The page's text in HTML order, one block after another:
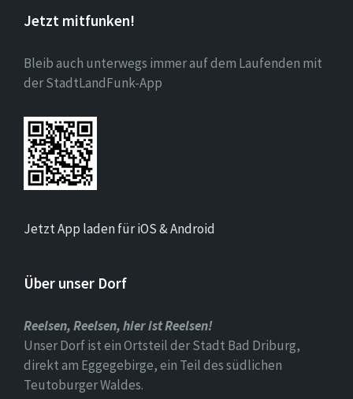
Jetzt mitfunken!
Bleib auch unterwegs immer auf dem Laufenden mit
der StadtLandFunk-App
Jetzt App laden für iOS & Android
Über unser Dorf
Reelsen, Reelsen, hier ist Reelsen!
Unser Dorf ist ein Ortsteil der Stadt Bad Driburg,
direkt am Eggegebirge, ein Teil des südlichen
Teutoburger Waldes.